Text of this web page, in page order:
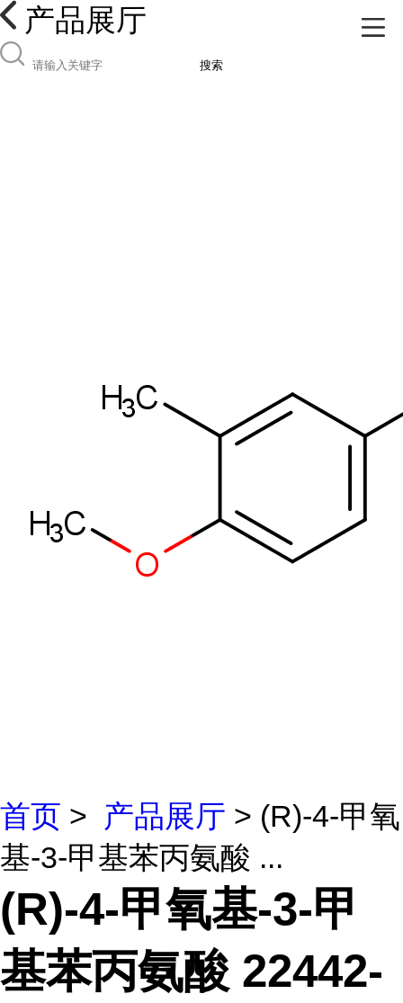
产品展厅
搜索
首页 > 产品展厅 > (R)-4-甲氧
基-3-甲基苯丙氨酸 ...
(R)-4-甲氧基-3-甲
基苯丙氨酸 22442-